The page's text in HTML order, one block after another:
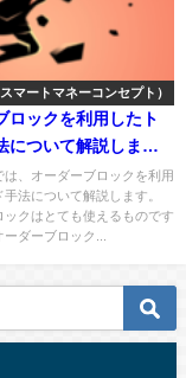
マートマネーコンセプト）
ロックを利用したト
について解説しま
は、オーダーブロックを利用
手法について解説します。
ックはとても使えるものです
ーダーブロック...